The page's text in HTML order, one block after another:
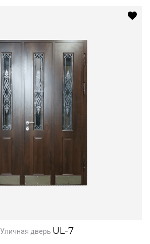
Уличная дверь UL-7